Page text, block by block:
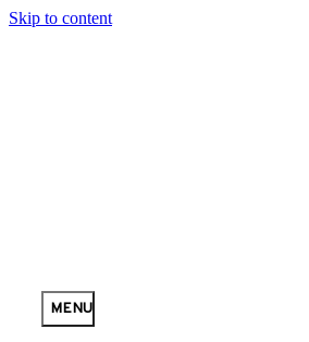
Skip to content
MENU